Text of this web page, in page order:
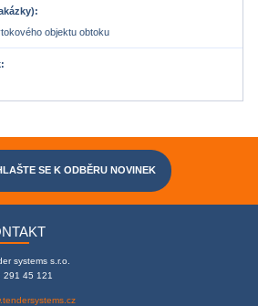
objektu obtoku
SE K ODBĚRU NOVINEK
systems s.r.o.
291 45 121